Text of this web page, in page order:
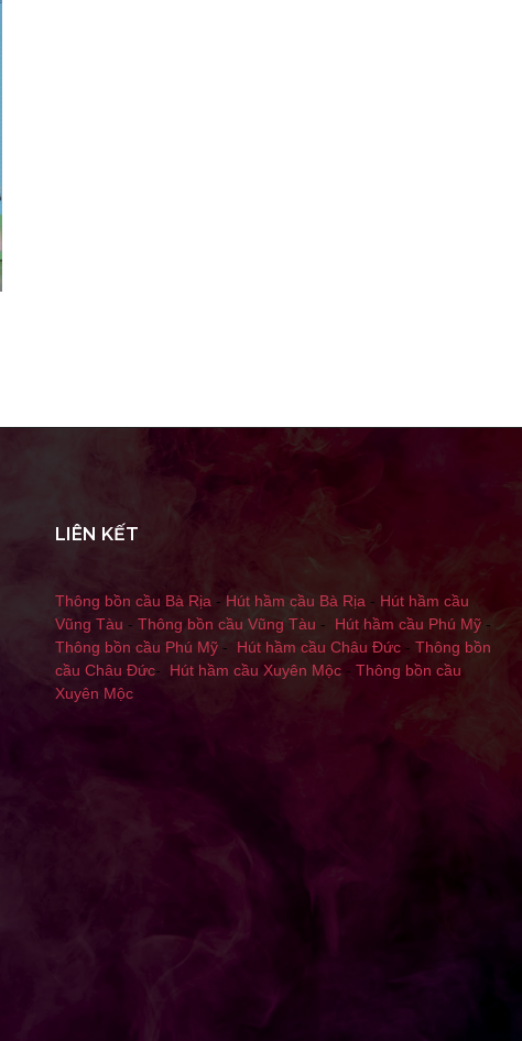
LIÊN KẾT
Thông bồn cầu Bà Rịa - Hút hầm cầu Bà Rịa - Hút hầm cầu
Vũng Tàu - Thông bồn cầu Vũng Tàu - Hút hầm cầu Phú Mỹ -
Thông bồn cầu Phú Mỹ - Hút hầm cầu Châu Đức - Thông bồn
cầu Châu Đức- Hút hầm cầu Xuyên Mộc - Thông bồn cầu
Xuyên Mộc